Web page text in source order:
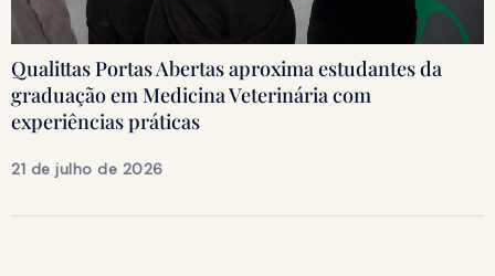
Qualittas Portas Abertas aproxima estudantes da
graduação em Medicina Veterinária com
experiências práticas
21 de julho de 2026